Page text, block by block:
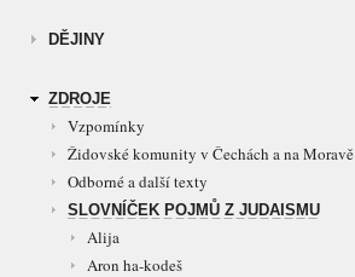
DĚJINY
ZDROJE
Vzpomínky
Židovské komunity v Čechách a na Moravě
Odborné a další texty
SLOVNÍČEK POJMŮ Z JUDAISMU
Alija
Aron ha-kodeš